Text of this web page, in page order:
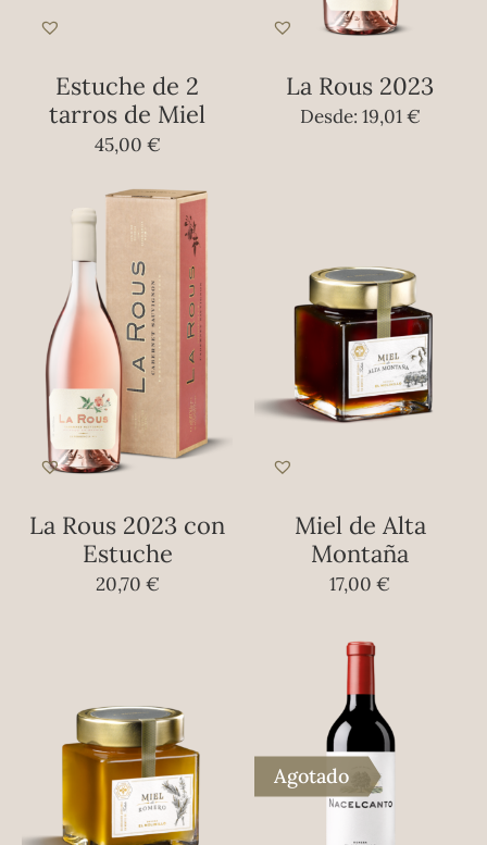
Estuche de 2
tarros de Miel
45,00 €
La Rous 2023
Desde: 19,01€
La Rous 2023 con
Estuche
20,70 €
Miel de Alta
Montaña
17,00 €
Agotado